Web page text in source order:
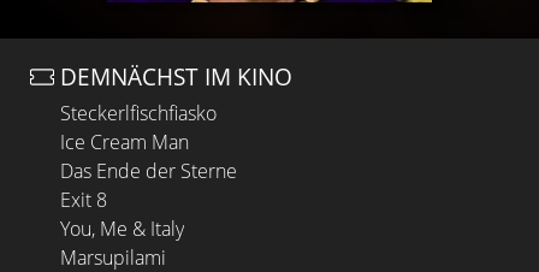
DEMNÄCHST IM KINO
Steckerlfischfiasko
Ice Cream Man
Das Ende der Sterne
Exit 8
You, Me & Italy
Marsupilami